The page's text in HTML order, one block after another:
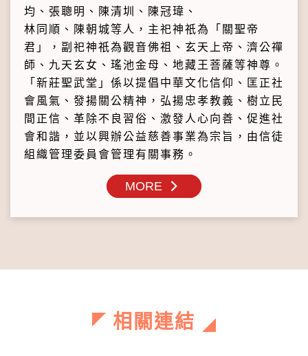
均、張聰明、陳清圳、陳冠瑋、
林同順、陳朝城等人，主祀神祇為「關聖帝
君」，副祀神祇為觀音佛祖、玄天上帝、濟公禪
師、九天玄女、瑤池金母、地藏王菩薩等神尊。
「新莊聖武堂」係以提倡中華文化信仰、匡正社
會風氣、發揚關公精神，弘揚忠孝教義、樹立民
間正信、革除不良習俗、激發人心向善、促進社
會和諧，並以興辦公益慈善事業為宗旨，由信徒
組織管理委員會管理有關事務。
MORE
相關連結